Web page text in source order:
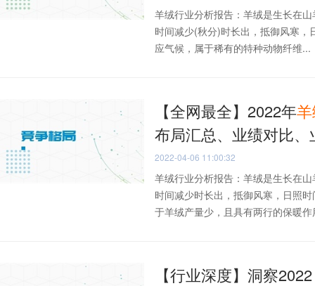
羊绒行业分析报告：羊绒是生长在
时间减少(秋分)时长出，抵御风寒
应气候，属于稀有的特种动物纤维...
【全网最全】2022年
布局汇总、业绩对比、
2022-04-06 11:00:32
羊绒行业分析报告：羊绒是生长在
时间减少时长出，抵御风寒，日照
于羊绒产量少，且具有两行的保暖
【行业深度】洞察